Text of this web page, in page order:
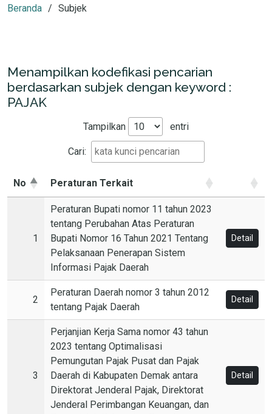
Beranda Subjek
Menampilkan kodefikasi pencarian
berdasarkan subjek dengan keyword :
PAJAK
Tampilkan entri
Cari:
No Peraturan Terkait
1
Peraturan Bupati nomor 11 tahun 2023
tentang Perubahan Atas Peraturan
Bupati Nomor 16 Tahun 2021 Tentang
Pelaksanaan Penerapan Sistem
Informasi Pajak Daerah
Detail
2
Peraturan Daerah nomor 3 tahun 2012
tentang Pajak Daerah
Detail
3
Perjanjian Kerja Sama nomor 43 tahun
2023 tentang Optimalisasi
Pemungutan Pajak Pusat dan Pajak
Daerah di Kabupaten Demak antara
Direktorat Jenderal Pajak, Direktorat
Jenderal Perimbangan Keuangan, dan
Detail